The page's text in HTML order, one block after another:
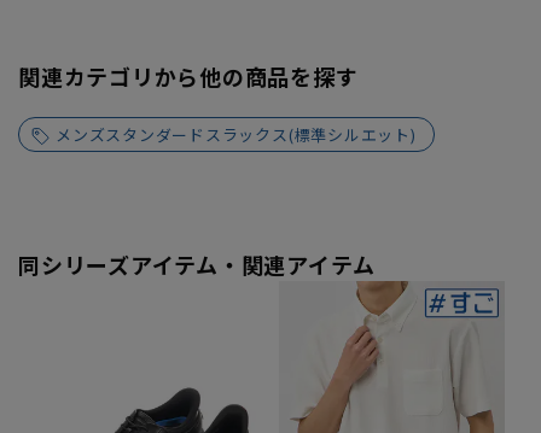
関連カテゴリから他の商品を探す
メンズスタンダードスラックス(標準シルエット)
同シリーズアイテム・関連アイテム